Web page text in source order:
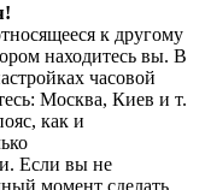
к другому
находитесь вы. В
часовой
Москва, Киев и т.
как и
Если вы не
момент сделать